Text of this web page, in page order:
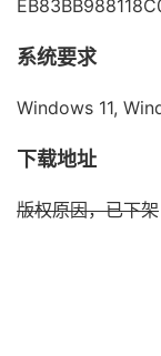
系统要求
Windows 11,
下载地址
版权原因，已下架